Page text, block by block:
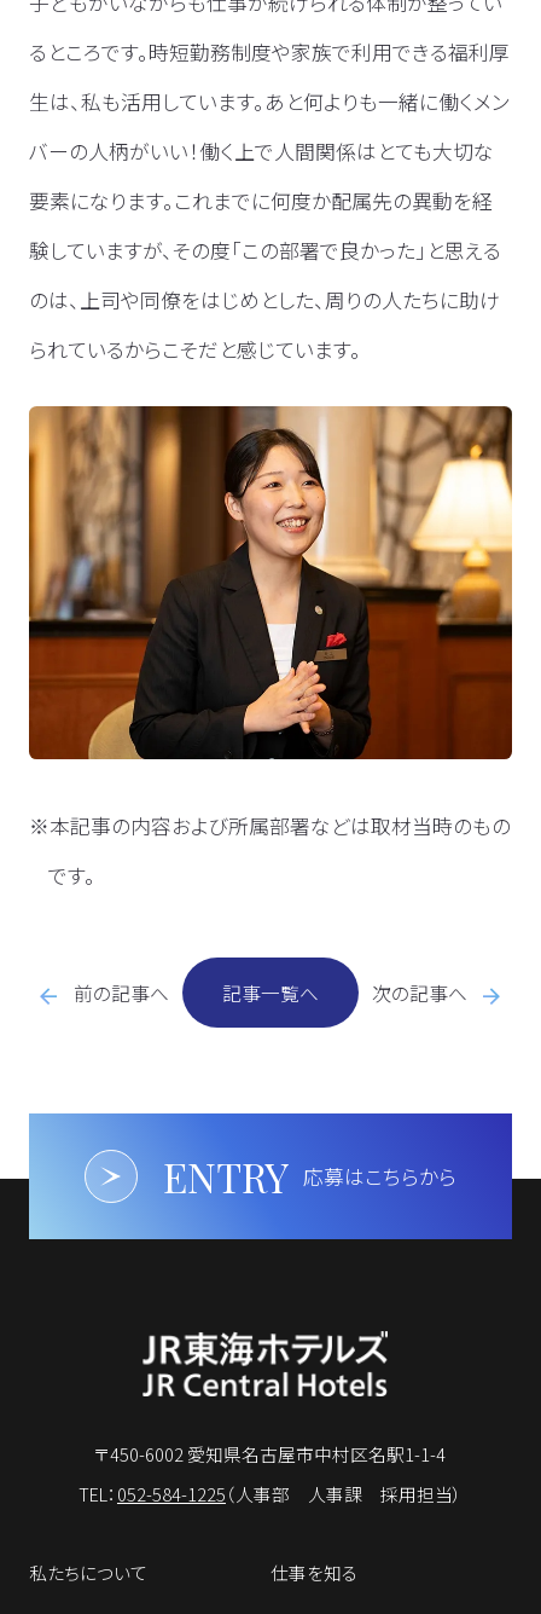
るところです。時短勤務制度や家族で利用できる福利厚
生は、私も活用しています。あと何よりも一緒に働くメン
バーの人柄がいい！働く上で人間関係はとても大切な
要素になります。これまでに何度か配属先の異動を経
験していますが、その度「この部署で良かった」と思える
のは、上司や同僚をはじめとした、周りの人たちに助け
られているからこそだと感じています。
※本記事の内容および所属部署などは取材当時のもの
です。
前の記事へ 記事一覧へ 次の記事へ
ENTRY 応募はこちらから
〒450-6002 愛知県名古屋市中村区名駅1-1-4
TEL： 052-584-1225（人事部 人事課 採用担当）
私たちについて
仕事を知る